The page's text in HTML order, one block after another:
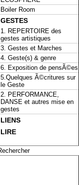
Boiler Room
GESTES
1. REPERTOIRE des
gestes artistiques
3. Gestes et Marches
4. Geste(s) & genre
6. Exposition de pensÃ©es
5.Quelques Ã©critures sur
le Geste
2. PERFORMANCE,
DANSE et autres mise en
gestes
LIENS
LIRE